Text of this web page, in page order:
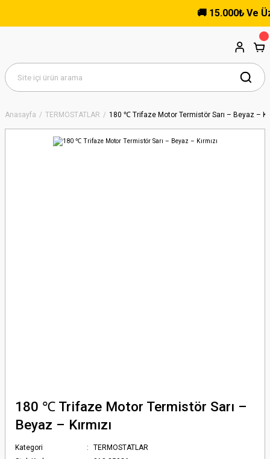
🚚 15.000₺ Ve
Anasayfa TERMOSTATLAR 180 ℃ Trifaze Motor Termistör Sarı – Beyaz –
180 ℃ Trifaze Motor Termistör Sarı –
Beyaz – Kırmızı
Kategori
TERMOSTATLAR